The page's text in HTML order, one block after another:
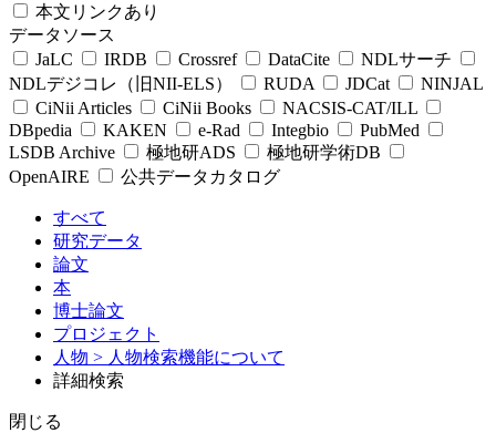
本文リンクあり
データソース
JaLC
IRDB Crossref DataCite
NDLサーチ
NDLデジコレ（旧NII-ELS）
RUDA JDCat
NINJAL
CiNii Articles
CiNii Books
NACSIS-CAT/ILL
DBpedia
KAKEN e-Rad Integbio
PubMed
LSDB Archive
極地研ADS
極地研学術DB
OpenAIRE
公共データカタログ
すべて
研究データ
論文
本
博士論文
プロジェクト
人物 > 人物検索機能について
詳細検索
閉じる